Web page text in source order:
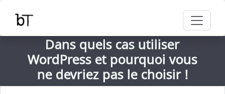
Dans quels cas utiliser
WordPress et pourquoi vous
ne devriez pas le choisir !